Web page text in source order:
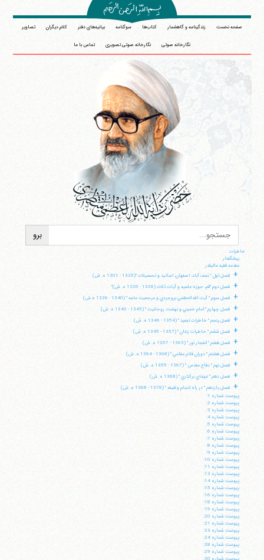
صفحه نخست زندگینامه و گاهشمار کتاب‌ها سوگنامه بیانیه‌های دفتر کلام دیگران تصاویر
نگارخانه صوتی نگارخانه صوتی تصویری تماس با ما
خاطرات
پيشگفتار
مقدمه فقيه عاليقدر
+ فصل اول " نجف آباد، اصفهان، اساتيد و تحصيلات "(1320 - 1301 ه. ش)
+ فصل دوم "قم، حوزه علميه و آيات ثلاث (1326 - 1320 ه. ش)"
+ فصل سوم " آيت الله العظمي بروجردي و مرجعيت عامه " (1340 - 1326 ه.ش)
+ فصل چهارم " امام خميني و نهضت روحانيت " (1345 - 1340 ه. ش)
+ فصل پنجم " خاطرات تبعيد " (1354 - 1346 ه. ش)
+ فصل ششم " خاطرات زندان " (1357 - 1345 ه. ش)
+ فصل هفتم " انفجار نور " (1363 - 1357 ه. ش)
+ فصل هشتم " دوران قائم مقامي " (1368 - 1364 ه. ش)
+ فصل نهم " دفاع مقدس " (1367 - 1359 ه. ش)
+ فصل دهم " غوغاي بركناري " (1368 ه. ش)
+
فصل يازدهم " در راه انجام وظيفه " (1378 - 1368 ه. ش)
پيوست شماره 1:
پيوست شماره 2:
پيوست شماره 3:
پيوست شماره 4:
پيوست شماره 5:
پيوست شماره 6:
پيوست شماره 7:
پيوست شماره 8:
پيوست شماره 9:
پيوست شماره 10:
پيوست شماره 11:
پيوست شماره 13:
پيوست شماره 14:
پيوست شماره 15:
پيوست شماره 16:
پيوست شماره 18:
پيوست شماره 19:
پيوست شماره 20:
پيوست شماره 21:
پيوست شماره 23:
پيوست شماره 24:
پيوست شماره 28:
پيوست شماره 29: